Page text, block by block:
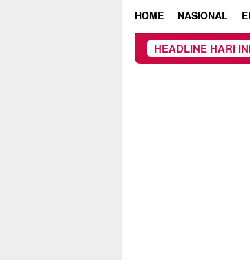
HOME NASIONAL
HEADLINE HARI